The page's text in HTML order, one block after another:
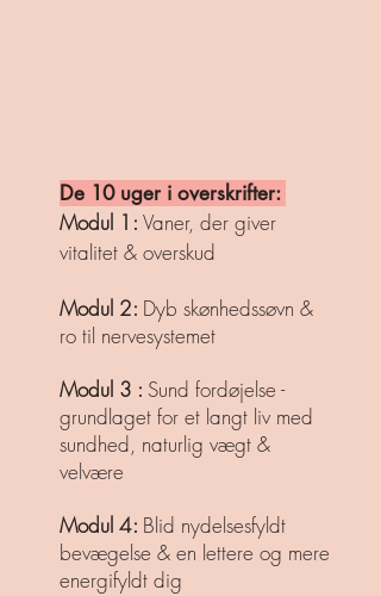
De 10 uger i overskrifter:
Modul 1: Vaner, der giver
vitalitet & overskud
Modul 2: Dyb skønhedssøvn &
ro til nervesystemet
Modul 3 : Sund fordøjelse -
grundlaget for et langt liv med
sundhed, naturlig vægt &
velvære
Modul 4: Blid nydelsesfyldt
bevægelse & en lettere og mere
energifyldt dig